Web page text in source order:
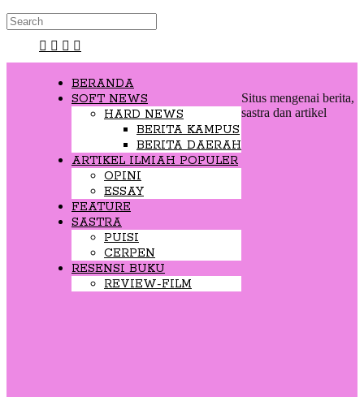
BERANDA
SOFT NEWS
HARD NEWS
BERITA KAMPUS
BERITA DAERAH
ARTIKEL ILMIAH POPULER
OPINI
ESSAY
FEATURE
SASTRA
PUISI
CERPEN
RESENSI BUKU
REVIEW-FILM
Situs mengenai berita,
sastra dan artikel